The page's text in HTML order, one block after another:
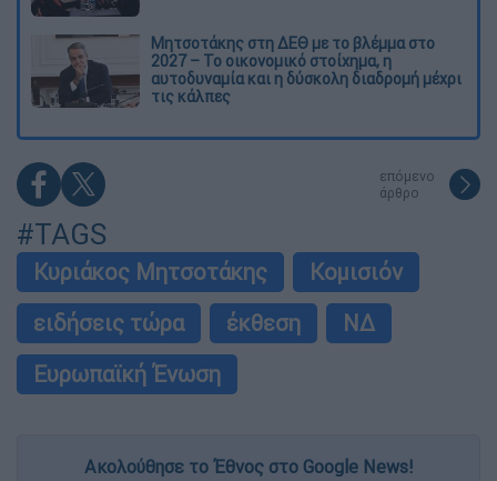
Μητσοτάκης στη ΔΕΘ με το βλέμμα στο
2027 – Το οικονομικό στοίχημα, η
αυτοδυναμία και η δύσκολη διαδρομή μέχρι
τις κάλπες
επόμενο
άρθρο
#TAGS
Κυριάκος Μητσοτάκης
Κομισιόν
ειδήσεις τώρα
έκθεση
ΝΔ
Ευρωπαϊκή Ένωση
Ακολούθησε το Έθνος στο Google News!